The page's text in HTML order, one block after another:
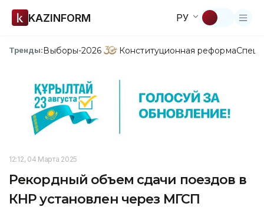
KAZINFORM РУ
Тренды:Выборы-2026 Конституционная реформа
12:12, 04 Марта 2025
Рекордный объем сдачи поездов в
КНР установлен через МГСП